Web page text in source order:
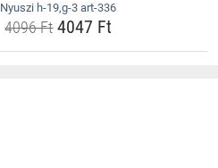
Nyuszi h-19,g-3 art-336
4096 Ft4047 Ft